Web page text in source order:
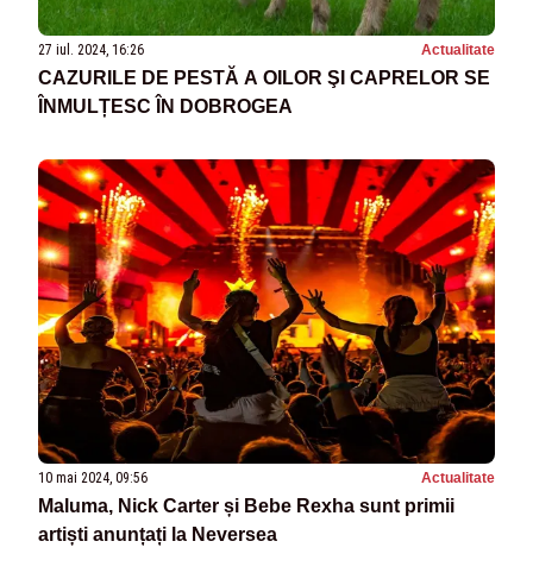
27 iul. 2024, 16:26 Actualitate
CAZURILE DE PESTĂ A OILOR ŞI CAPRELOR SE
ÎNMULȚESC ÎN DOBROGEA
10 mai 2024, 09:56 Actualitate
Maluma, Nick Carter și Bebe Rexha sunt primii
artiști anunțați la Neversea